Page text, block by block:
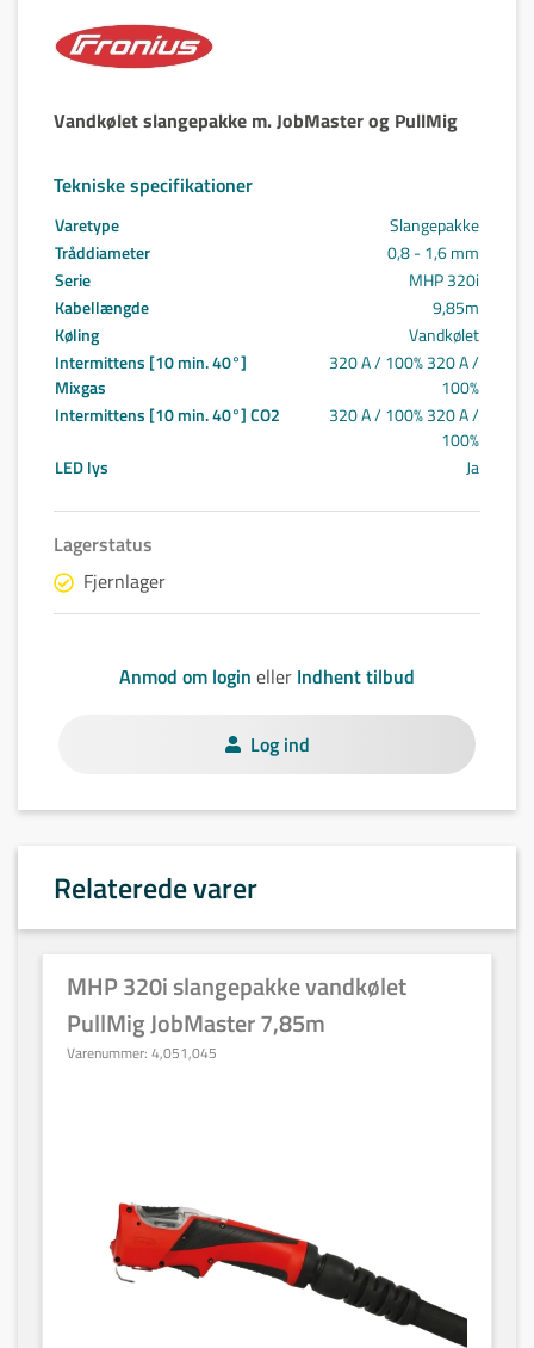
Vandkølet slangepakke m. JobMaster og PullMig
Tekniske specifikationer
Varetype
Slangepakke
Tråddiameter
0,8 - 1,6 mm
Serie
MHP 320i
Kabellængde
9,85m
Køling
Vandkølet
Intermittens [10 min. 40°]
Mixgas
320 A / 100% 320 A /
100%
Intermittens [10 min. 40°] CO2
320 A / 100% 320 A /
100%
LED lys
Ja
Lagerstatus
Fjernlager
Anmod om login eller Indhent tilbud
Log ind
Relaterede varer
MHP 320i slangepakke vandkølet
PullMig JobMaster 7,85m
Varenummer: 4,051,045